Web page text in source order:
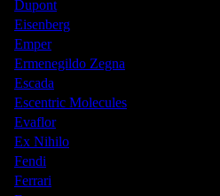
Dupont
Eisenberg
Emper
Ermenegildo Zegna
Escada
Escentric Molecules
Evaflor
Ex Nihilo
Fendi
Ferrari